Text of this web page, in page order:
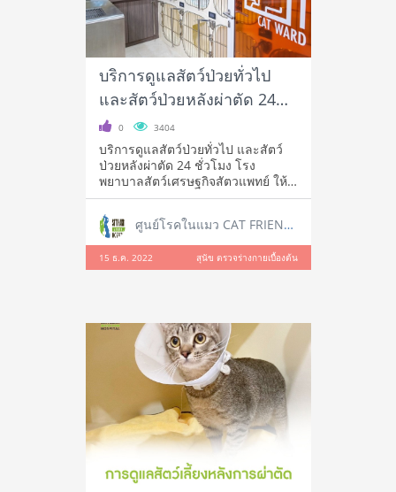
บริการดูแลสัตว์ป่วยทั่วไป
และสัตว์ป่วยหลังผ่าตัด 24
ชั่วโมง
0 3404
บริการดูแลสัตว์ป่วยทั่วไป และสัตว์
ป่วยหลังผ่าตัด 24 ชั่วโมง โรง
พยาบาลสัตว์เศรษฐกิจสัตวแพทย์ ให้
บริก
ศูนย์โรคในแมว CAT FRIENDLY CLINIC
15 ธ.ค. 2022 สุนัข ตรวจร่างกายเบื้องต้น